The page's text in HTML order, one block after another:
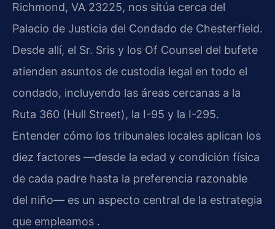
Richmond, VA 23225, nos sitúa cerca del
Palacio de Justicia del Condado de Chesterfield.
Desde allí, el Sr. Sris y los Of Counsel del bufete
atienden asuntos de custodia legal en todo el
condado, incluyendo las áreas cercanas a la
Ruta 360 (Hull Street), la I-95 y la I-295.
Entender cómo los tribunales locales aplican los
diez factores —desde la edad y condición física
de cada padre hasta la preferencia razonable
del niño— es un aspecto central de la estrategia
que empleamos .